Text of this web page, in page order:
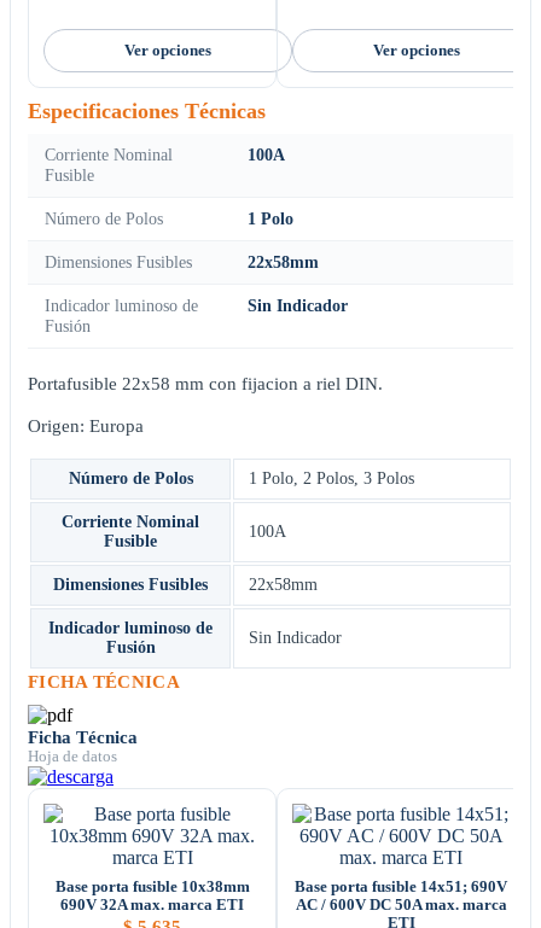
Ver opciones Ver opciones
Especificaciones Técnicas
Corriente Nominal
Fusible
100A
Número de Polos 1 Polo
Dimensiones Fusibles 22x58mm
Indicador luminoso de
Fusión
Sin Indicador
Portafusible 22x58 mm con fijacion a riel DIN.
Origen: Europa
Número de Polos 1 Polo, 2 Polos, 3 Polos
Corriente Nominal
Fusible
100A
Dimensiones Fusibles 22x58mm
Indicador luminoso de
Fusión
Sin Indicador
FICHA TÉCNICA
Ficha Técnica
Hoja de datos
Base porta fusible 10x38mm
690V 32A max. marca ETI
Base porta fusible 14x51; 690V
AC / 600V DC 50A max. marca
ETI